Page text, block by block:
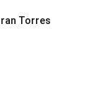
Torres